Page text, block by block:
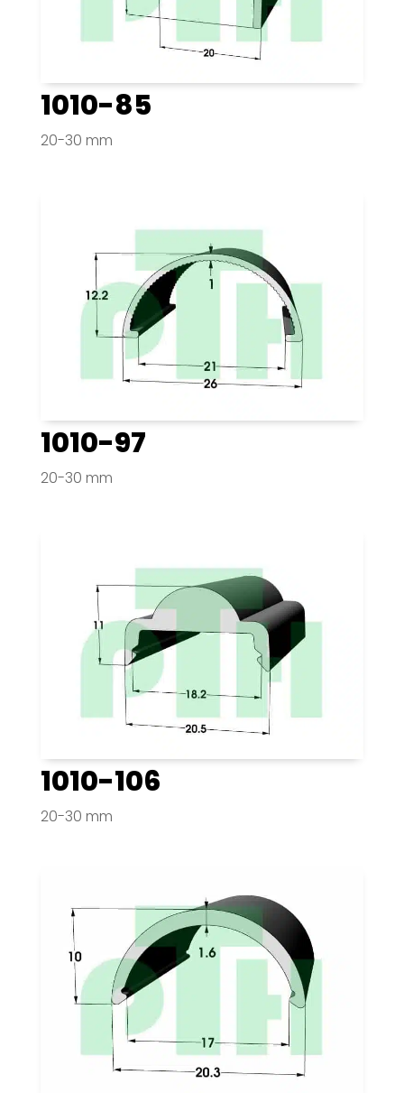
1010-85
20-30 mm
1010-97
20-30 mm
1010-106
20-30 mm